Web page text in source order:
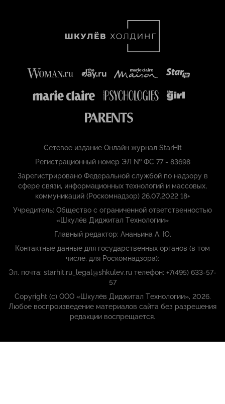
Сетевое издание Онлайн журнал StarHit
Регистрационный номер ЭЛ № ФС 77 - 83698
Зарегистрировано Федеральной службой по надзору в
сфере связи, информационных технологий и массовых,
коммуникаций (Роскомнадзор) 26.07.2022 18+
Учредитель: Общество с ограниченной ответственностью
«Шкулёв Диджитал Технологии»
Главный редактор: Ананьина А. Ю.
Контактные данные для государственных органов (в том
числе, для Роскомнадзора):
Эл. почта: starhit.ru_legal@shkulev.ru телефон: +7(495) 633-57-
57
Copyright (с) ООО «Шкулёв Диджитал Технологии», 2026.
Любое воспроизведение материалов сайта без разрешения
редакции воспрещается.